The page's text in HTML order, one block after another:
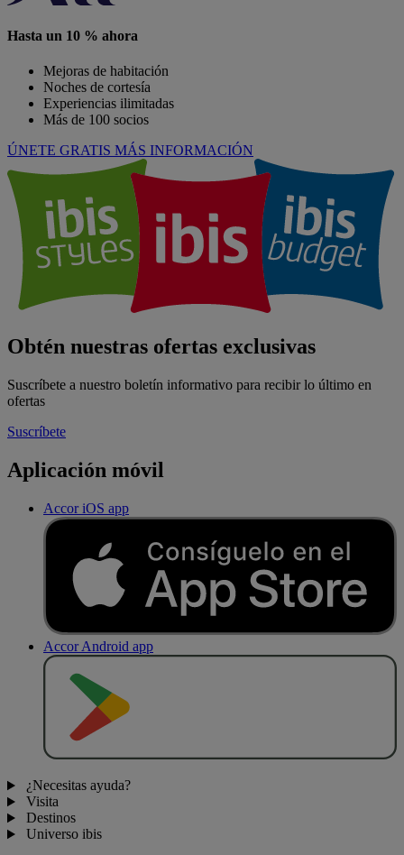
Hasta un 10 % ahora
Mejoras de habitación
Noches de cortesía
Experiencias ilimitadas
Más de 100 socios
ÚNETE GRATIS MÁS INFORMACIÓN
Obtén nuestras ofertas exclusivas
Suscríbete a nuestro boletín informativo para recibir lo último en
ofertas
Suscríbete
Aplicación móvil
Accor iOS app
Accor Android app
¿Necesitas ayuda?
Visita
Destinos
Universo ibis